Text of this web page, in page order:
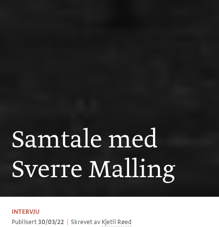
Samtale med
Sverre Malling
INTERVJU
Publisert30/03/22 Skrevet av Kjetil Røed